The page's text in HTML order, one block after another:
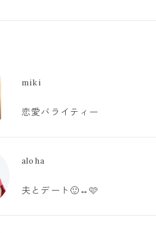
miki
恋愛バライティー
aloha
夫とデート🙂‍↔️🩷